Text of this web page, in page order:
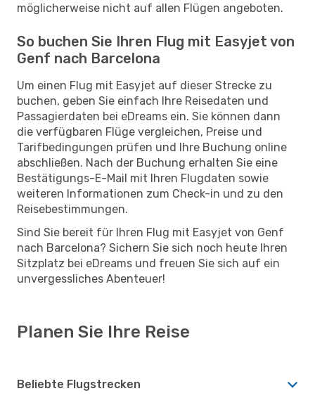
möglicherweise nicht auf allen Flügen angeboten.
So buchen Sie Ihren Flug mit Easyjet von
Genf nach Barcelona
Um einen Flug mit Easyjet auf dieser Strecke zu
buchen, geben Sie einfach Ihre Reisedaten und
Passagierdaten bei eDreams ein. Sie können dann
die verfügbaren Flüge vergleichen, Preise und
Tarifbedingungen prüfen und Ihre Buchung online
abschließen. Nach der Buchung erhalten Sie eine
Bestätigungs-E-Mail mit Ihren Flugdaten sowie
weiteren Informationen zum Check-in und zu den
Reisebestimmungen.
Sind Sie bereit für Ihren Flug mit Easyjet von Genf
nach Barcelona? Sichern Sie sich noch heute Ihren
Sitzplatz bei eDreams und freuen Sie sich auf ein
unvergessliches Abenteuer!
Planen Sie Ihre Reise
Beliebte Flugstrecken